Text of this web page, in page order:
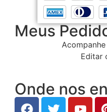
Meus
Editar
Onde nos